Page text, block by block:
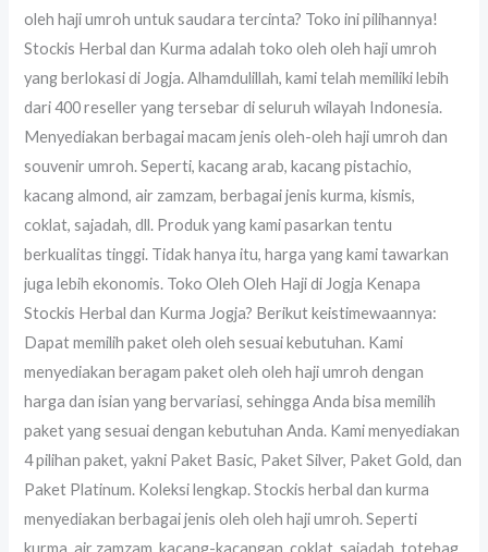
oleh haji umroh untuk saudara tercinta? Toko ini pilihannya!
Stockis Herbal dan Kurma adalah toko oleh oleh haji umroh
yang berlokasi di Jogja. Alhamdulillah, kami telah memiliki lebih
dari 400 reseller yang tersebar di seluruh wilayah Indonesia.
Menyediakan berbagai macam jenis oleh-oleh haji umroh dan
souvenir umroh. Seperti, kacang arab, kacang pistachio,
kacang almond, air zamzam, berbagai jenis kurma, kismis,
coklat, sajadah, dll. Produk yang kami pasarkan tentu
berkualitas tinggi. Tidak hanya itu, harga yang kami tawarkan
juga lebih ekonomis. Toko Oleh Oleh Haji di Jogja Kenapa
Stockis Herbal dan Kurma Jogja? Berikut keistimewaannya:
Dapat memilih paket oleh oleh sesuai kebutuhan. Kami
menyediakan beragam paket oleh oleh haji umroh dengan
harga dan isian yang bervariasi, sehingga Anda bisa memilih
paket yang sesuai dengan kebutuhan Anda. Kami menyediakan
4 pilihan paket, yakni Paket Basic, Paket Silver, Paket Gold, dan
Paket Platinum. Koleksi lengkap. Stockis herbal dan kurma
menyediakan berbagai jenis oleh oleh haji umroh. Seperti
kurma, air zamzam, kacang-kacangan, coklat, sajadah, totebag,